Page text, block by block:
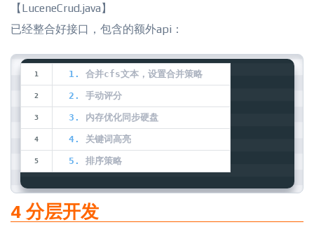
【LuceneCrud.java】
已经整合好接口，包含的额外api：
1. 合并cfs文本，设置合并策略
2. 手动评分
3. 内存优化同步硬盘
4. 关键词高亮
5. 排序策略
4 分层开发